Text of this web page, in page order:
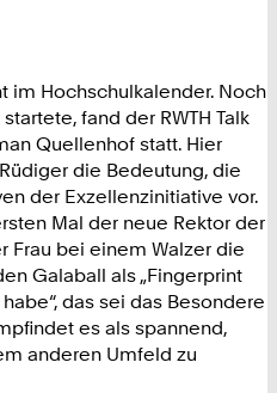
im Hochschulkalender. Noch
fand der RWTH Talk
Quellenhof statt. Hier
die Bedeutung, die
der Exzellenzinitiative vor.
Mal der neue Rektor der
Frau bei einem Walzer die
Galaball als „Fingerprint
das sei das Besondere
es als spannend,
anderen Umfeld zu